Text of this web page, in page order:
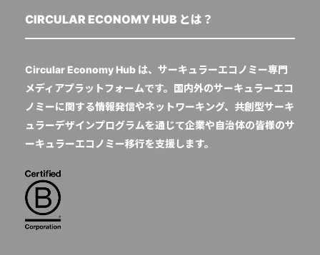
CIRCULAR ECONOMY HUB とは？
Circular Economy Hub は、サーキュラーエコノミー専門
メディアプラットフォームです。国内外のサーキュラーエコ
ノミーに関する情報発信やネットワーキング、共創型サーキ
ュラーデザインプログラムを通じて企業や自治体の皆様のサ
ーキュラーエコノミー移行を支援します。